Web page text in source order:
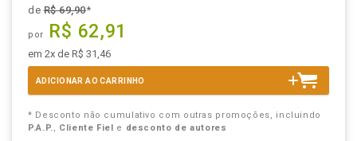
deR$ 69,90*
por R$ 62,91
em 2x de R$ 31,46
ADICIONAR AO CARRINHO
* Desconto não cumulativo com outras promoções, incluindo
P.A.P., Cliente Fiel e desconto de autores